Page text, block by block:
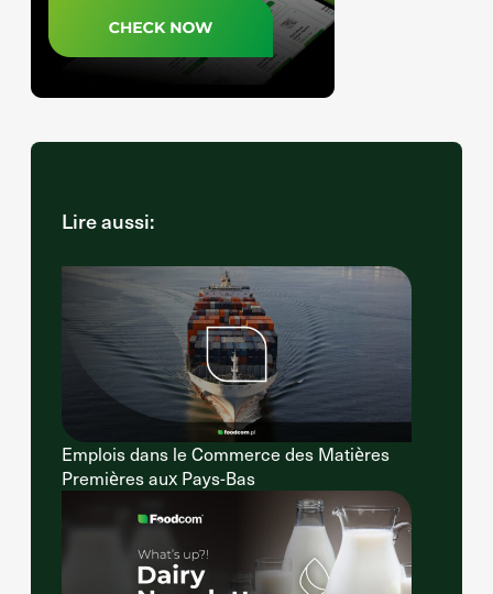
Lire aussi:
Emplois dans le Commerce des Matières
Premières aux Pays-Bas